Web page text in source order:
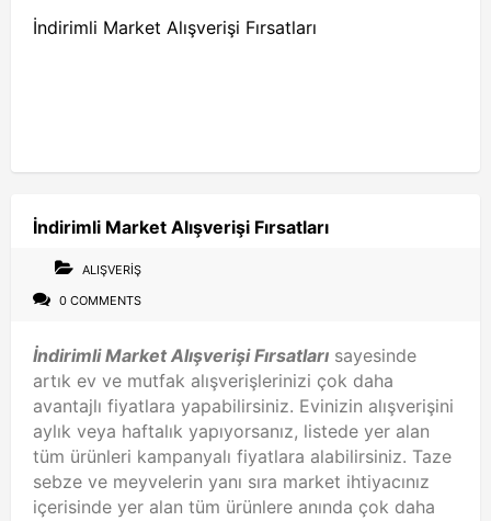
İndirimli Market Alışverişi Fırsatları
İndirimli Market Alışverişi Fırsatları
ALIŞVERIŞ
0 COMMENTS
İndirimli Market Alışverişi Fırsatları sayesinde
artık ev ve mutfak alışverişlerinizi çok daha
avantajlı fiyatlara yapabilirsiniz. Evinizin alışverişini
aylık veya haftalık yapıyorsanız, listede yer alan
tüm ürünleri kampanyalı fiyatlara alabilirsiniz. Taze
sebze ve meyvelerin yanı sıra market ihtiyacınız
içerisinde yer alan tüm ürünlere anında çok daha